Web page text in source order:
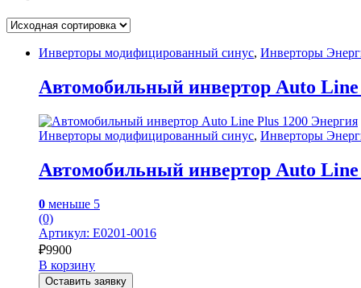
Инверторы модифицированный синус, Инверторы
Автомобильный инвертор Auto Line
Инверторы модифицированный синус, Инверторы
Автомобильный инвертор Auto Line
0 меньше 5
(0)
Артикул: Е0201-0016
₽9900
В корзину
Оставить заявку